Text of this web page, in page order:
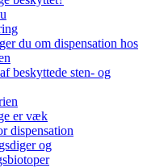
du om dispensation hos
beskyttede sten- og
er væk
dispensation
og